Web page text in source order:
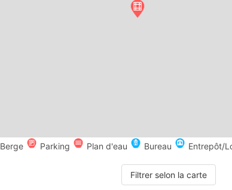
Berge Parking Plan d'eau Bureau Entrepôt/
Filtrer selon la carte